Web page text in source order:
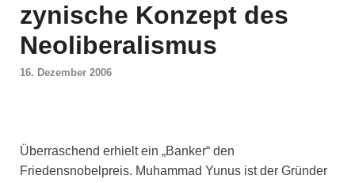
zynische Konzept des
Neoliberalismus
16. Dezember 2006
Überraschend erhielt ein „Banker“ den
Friedensnobelpreis. Muhammad Yunus ist der Gründer